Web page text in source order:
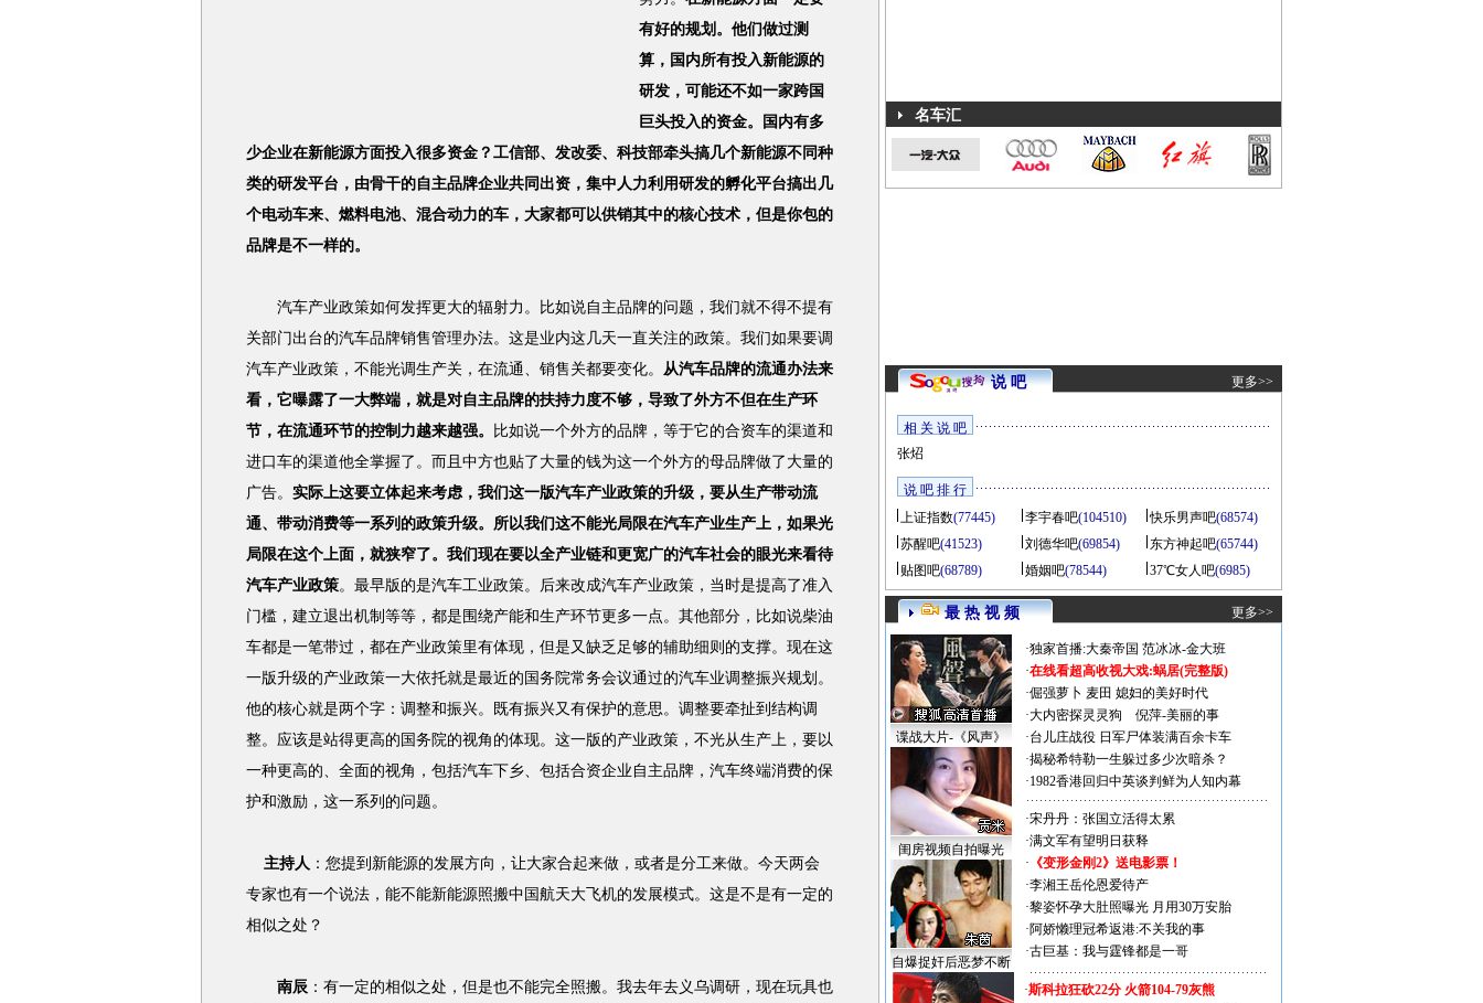
有好的规划。他们做过测
算，国内所有投入新能源的
研发，可能还不如一家跨国
巨头投入的资金。国内有多
少企业在新能源方面投入很多资金？工信部、发改委、科技部牵头搞几个新能源不同种
类的研发平台，由骨干的自主品牌企业共同出资，集中人力利用研发的孵化平台搞出几
个电动车来、燃料电池、混合动力的车，大家都可以供销其中的核心技术，但是你包的
品牌是不一样的。
汽车产业政策如何发挥更大的辐射力。比如说自主品牌的问题，我们就不得不提有
关部门出台的汽车品牌销售管理办法。这是业内这几天一直关注的政策。我们如果要调
汽车产业政策，不能光调生产关，在流通、销售关都要变化。 从汽车品牌的流通办法来
看，它曝露了一大弊端，就是对自主品牌的扶持力度不够，导致了外方不但在生产环
节，在流通环节的控制力越来越强。
比如说一个外方的品牌，等于它的合资车的渠道和
进口车的渠道他全掌握了。而且中方也贴了大量的钱为这一个外方的母品牌做了大量的
广告。 实际上这要立体起来考虑，我们这一版汽车产业政策的升级，要从生产带动流
通、带动消费等一系列的政策升级。所以我们这不能光局限在汽车产业生产上，如果光
局限在这个上面，就狭窄了。我们现在要以全产业链和更宽广的汽车社会的眼光来看待
汽车产业政策。最早版的是汽车工业政策。后来改成汽车产业政策，当时是提高了准入
门槛，建立退出机制等等，都是围绕产能和生产环节更多一点。其他部分，比如说柴油
车都是一笔带过，都在产业政策里有体现，但是又缺乏足够的辅助细则的支撑。现在这
一版升级的产业政策一大依托就是最近的国务院常务会议通过的汽车业调整振兴规划。
他的核心就是两个字：调整和振兴。既有振兴又有保护的意思。调整要牵扯到结构调
整。应该是站得更高的国务院的视角的体现。这一版的产业政策，不光从生产上，要以
一种更高的、全面的视角，包括汽车下乡、包括合资企业自主品牌，汽车终端消费的保
护和激励，这一系列的问题。
主持人 ： 您提到新能源的发展方向，让大家合起来做，或者是分工来做。今天两会
专家也有一个说法，能不能新能源照搬中国航天大飞机的发展模式。这是不是有一定的
相似之处？
南辰 ：有一定的相似之处，但是也不能完全照搬。我去年去义乌调研，现在玩具也
名车汇
说 吧 更多>>
相 关 说 吧
张炤
说 吧 排 行
上证指数(77445) 李宇春吧(104510) 快乐男声吧(68574)
苏醒吧(41523) 刘德华吧(69854) 东方神起吧(65744)
贴图吧(68789) 婚姻吧(78544) 37℃女人吧(6985)
最 热 视 频 更多>>
谍战大片-《风声》
闺房视频自拍曝光
自爆捉奸后恶梦不断
·独家首播:大秦帝国 范冰冰-金大班
·在线看超高收视大戏:蜗居(完整版)
·倔强萝卜 麦田 媳妇的美好时代
·大内密探灵灵狗
倪萍-美丽的事
·台儿庄战役 日军尸体装满百余卡车
·揭秘希特勒一生躲过多少次暗杀？
·1982香港回归中英谈判鲜为人知内幕
·宋丹丹：张国立活得太累
·满文军有望明日获释
· 《变形金刚2》送电影票！
·李湘王岳伦恩爱待产
·黎姿怀孕大肚照曝光 月用30万安胎
·阿娇懒理冠希返港:不关我的事
·古巨基：我与霆锋都是一哥
·斯科拉狂砍22分 火箭104-79灰熊